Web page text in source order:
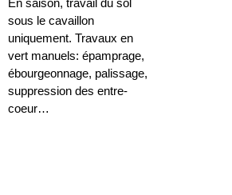
En saison, travail du sol
sous le cavaillon
uniquement. Travaux en
vert manuels: épamprage,
ébourgeonnage, palissage,
suppression des entre-
coeur…